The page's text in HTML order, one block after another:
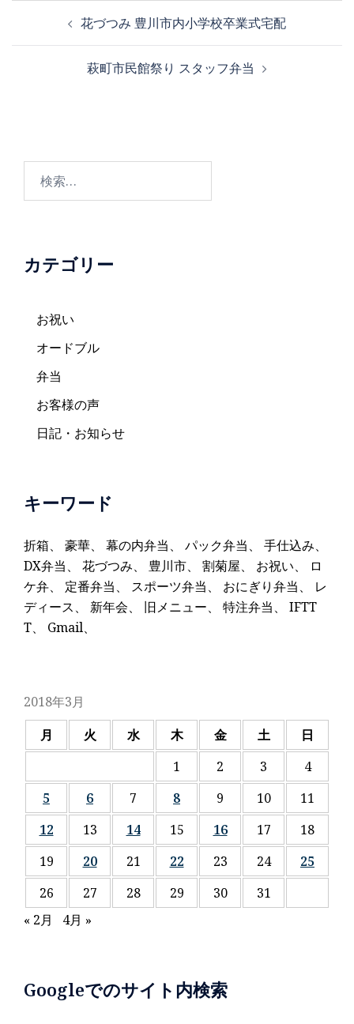
投
ナ
ョ
花づつみ 豊川市内小学校卒業式宅配
萩町市民館祭り スタッフ弁当
カテゴリー
お祝い
オードブル
弁当
お客様の声
日記・お知らせ
キーワード
折箱、 豪華、 幕の内弁当、 パック弁当、 手仕込み、
DX弁当、 花づつみ、 豊川市、 割菊屋、 お祝い、
ロ
ケ弁、 定番弁当、 スポーツ弁当、 おにぎり弁当、 レ
ディース、 新年会、 旧メニュー、 特注弁当、 IFTT
T、 Gmail、
2018年3月
月
火 水 木 金 土
日
1
2 3
4
5
6 7 8 9 10
11
12
13 14 15 16 17
18
19
20 21 22 23 24
25
26
27 28 29 30
31
« 2月
4月 »
Googleでのサイト内検索